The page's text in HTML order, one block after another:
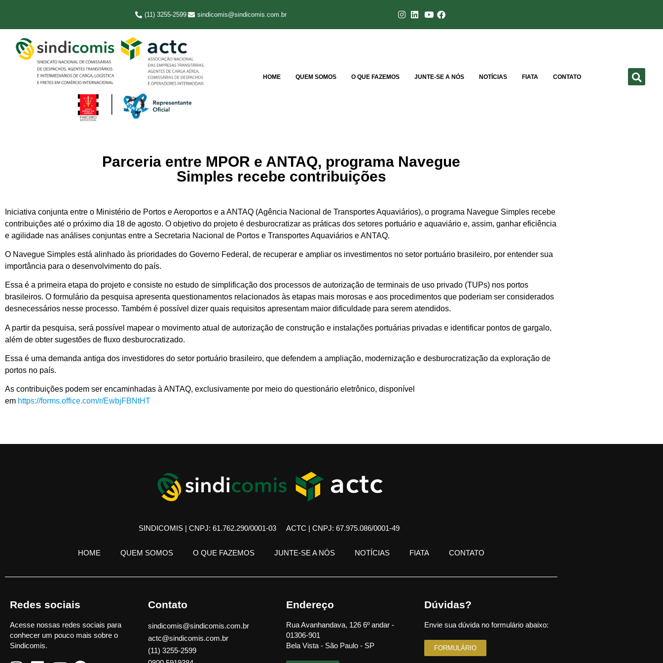
(11) 3255-2599 sindicomis@sindicomis.com.br
HOME QUEM SOMOS O QUE FAZEMOS JUNTE-SE A NÓS NOTÍCIAS FIATA CONTATO
Parceria entre MPOR e ANTAQ, programa Navegue
Simples recebe contribuições
Iniciativa conjunta entre o Ministério de Portos e Aeroportos e a ANTAQ (Agência Nacional de Transportes Aquaviários), o programa Navegue Simples recebe
contribuições até o próximo dia 18 de agosto. O objetivo do projeto é desburocratizar as práticas dos setores portuário e aquaviário e, assim, ganhar eficiência
e agilidade nas análises conjuntas entre a Secretaria Nacional de Portos e Transportes Aquaviários e ANTAQ.
O Navegue Simples está alinhado às prioridades do Governo Federal, de recuperar e ampliar os investimentos no setor portuário brasileiro, por entender sua
importância para o desenvolvimento do país.
Essa é a primeira etapa do projeto e consiste no estudo de simplificação dos processos de autorização de terminais de uso privado (TUPs) nos portos
brasileiros. O formulário da pesquisa apresenta questionamentos relacionados às etapas mais morosas e aos procedimentos que poderiam ser considerados
desnecessários nesse processo. Também é possível dizer quais requisitos apresentam maior dificuldade para serem atendidos.
A partir da pesquisa, será possível mapear o movimento atual de autorização de construção e instalações portuárias privadas e identificar pontos de gargalo,
além de obter sugestões de fluxo desburocratizado.
Essa é uma demanda antiga dos investidores do setor portuário brasileiro, que defendem a ampliação, modernização e desburocratização da exploração de
portos no país.
As contribuições podem ser encaminhadas à ANTAQ, exclusivamente por meio do questionário eletrônico, disponível
em https://forms.office.com/r/EwbjFBNtHT
SINDICOMIS | CNPJ: 61.762.290/0001-03 ACTC | CNPJ: 67.975.086/0001-49
HOME QUEM SOMOS O QUE FAZEMOS JUNTE-SE A NÓS NOTÍCIAS FIATA CONTATO
Redes sociais
Acesse nossas redes sociais para
conhecer um pouco mais sobre o
Sindicomis.
Contato
sindicomis@sindicomis.com.br
actc@sindicomis.com.br
(11) 3255-2599
Endereço
Rua Avanhandava, 126 6º andar -
01306-901
Bela Vista - São Paulo - SP
Dúvidas?
Envie sua dúvida no formulário abaixo:
FORMULÁRIO